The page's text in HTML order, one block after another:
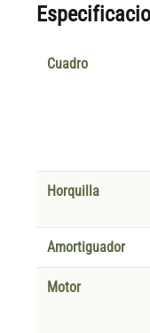
Cuadro
Horquilla
Amortiguador
Motor